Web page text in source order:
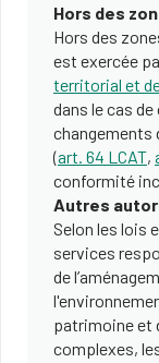
Hors des
Hors des
est exercée
territorial et
dans le cas
changements
(art. 64 LCAT,
conformité
Autres
Selon les lois
services
de
patrimoine et
complexes,